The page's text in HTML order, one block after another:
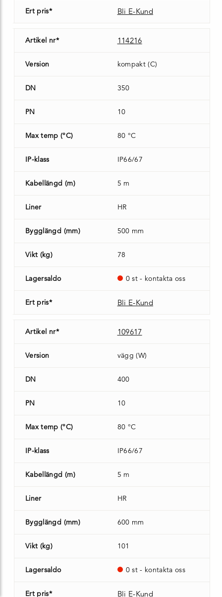
Ert pris* Bli E-Kund
Artikel nr* 114216
Version kompakt (C)
DN 350
PN 10
Max temp (°C) 80 °C
IP-klass IP66/67
Kabellängd (m) 5 m
Liner HR
Bygglängd (mm) 500 mm
Vikt (kg) 78
Lagersaldo 0 st - kontakta oss
Ert pris* Bli E-Kund
Artikel nr* 109617
Version vägg (W)
DN 400
PN 10
Max temp (°C) 80 °C
IP-klass IP66/67
Kabellängd (m) 5 m
Liner HR
Bygglängd (mm) 600 mm
Vikt (kg) 101
Lagersaldo 0 st - kontakta oss
Ert pris* Bli E-Kund